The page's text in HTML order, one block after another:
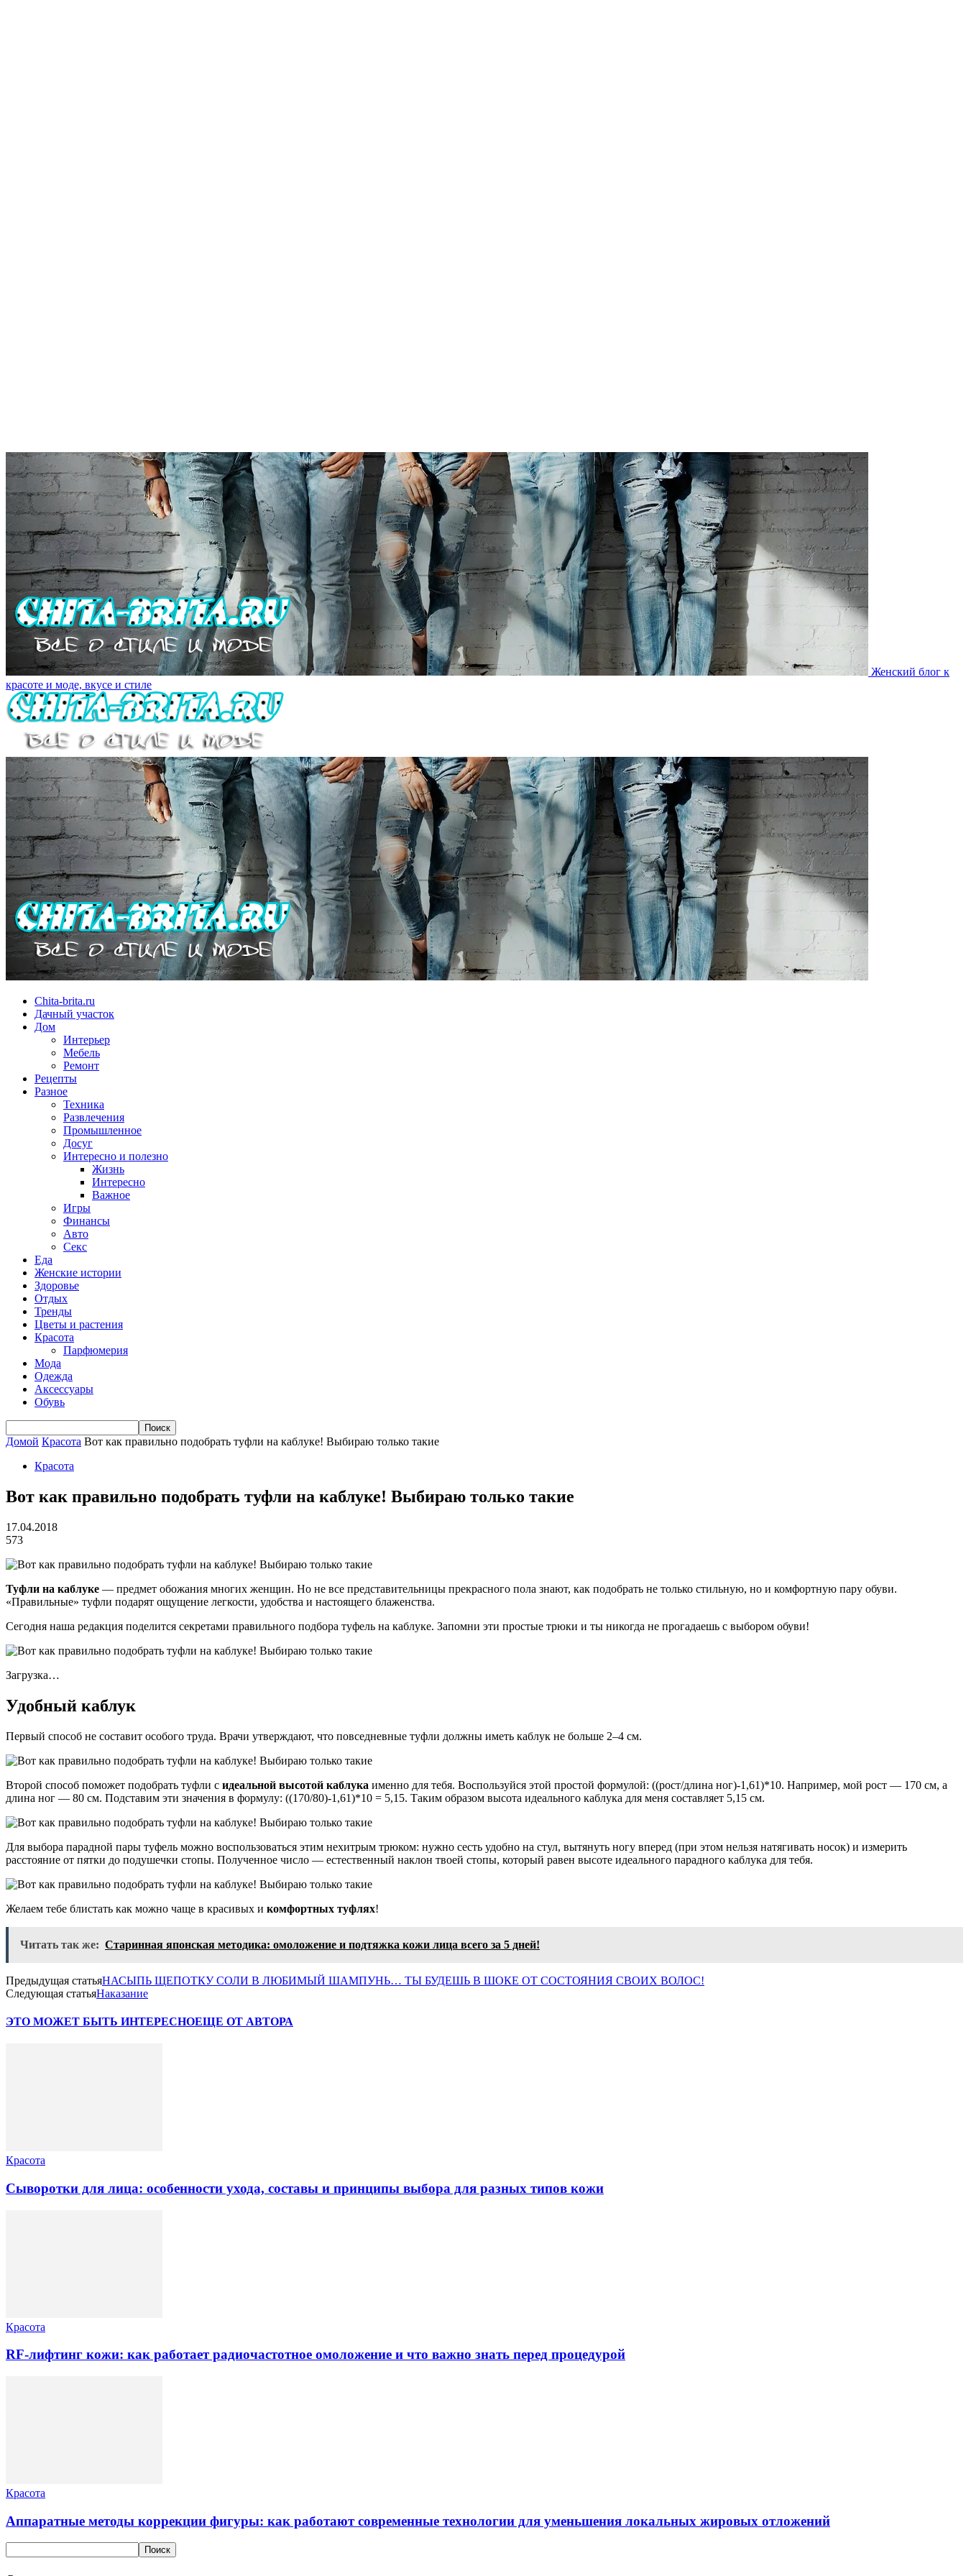
Женский блог к
красоте и моде, вкусе и стиле
Chita-brita.ru
Дачный участок
Дом
Интерьер
Мебель
Ремонт
Рецепты
Разное
Техника
Развлечения
Промышленное
Досуг
Интересно и полезно
Жизнь
Интересно
Важное
Игры
Финансы
Авто
Секс
Еда
Женские истории
Здоровье
Отдых
Тренды
Цветы и растения
Красота
Парфюмерия
Мода
Одежда
Аксессуары
Обувь
Домой Красота Вот как правильно подобрать туфли на каблуке! Выбираю только такие
Красота
Вот как правильно подобрать туфли на каблуке! Выбираю только такие
17.04.2018
573
Туфли на каблуке — предмет обожания многих женщин. Но не все представительницы прекрасного пола знают, как подобрать не только стильную, но и комфортную пару обуви.
«Правильные» туфли подарят ощущение легкости, удобства и настоящего блаженства.
Сегодня наша редакция поделится секретами правильного подбора туфель на каблуке. Запомни эти простые трюки и ты никогда не прогадаешь с выбором обуви!
Загрузка…
Удобный каблук
Первый способ не составит особого труда. Врачи утверждают, что повседневные туфли должны иметь каблук не больше 2–4 см.
Второй способ поможет подобрать туфли с идеальной высотой каблука именно для тебя. Воспользуйся этой простой формулой: ((рост/длина ног)-1,61)*10. Например, мой рост — 170 см, а
длина ног — 80 см. Подставим эти значения в формулу: ((170/80)-1,61)*10 = 5,15. Таким образом высота идеального каблука для меня составляет 5,15 см.
Для выбора парадной пары туфель можно воспользоваться этим нехитрым трюком: нужно сесть удобно на стул, вытянуть ногу вперед (при этом нельзя натягивать носок) и измерить
расстояние от пятки до подушечки стопы. Полученное число — естественный наклон твоей стопы, который равен высоте идеального парадного каблука для тебя.
Желаем тебе блистать как можно чаще в красивых и комфортных туфлях!
Читать так же: Старинная японская методика: омоложение и подтяжка кожи лица всего за 5 дней!
Предыдущая статьяНАСЫПЬ ЩЕПОТКУ СОЛИ В ЛЮБИМЫЙ ШАМПУНЬ… ТЫ БУДЕШЬ В ШОКЕ ОТ СОСТОЯНИЯ СВОИХ ВОЛОС!
Следующая статьяНаказание
ЭТО МОЖЕТ БЫТЬ ИНТЕРЕСНОЕЩЕ ОТ АВТОРА
Красота
Сыворотки для лица: особенности ухода, составы и принципы выбора для разных типов кожи
Красота
RF-лифтинг кожи: как работает радиочастотное омоложение и что важно знать перед процедурой
Красота
Аппаратные методы коррекции фигуры: как работают современные технологии для уменьшения локальных жировых отложений